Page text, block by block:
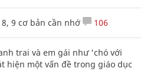
9 cơ bản cần nhớ 106
trai và em gái như 'chó với
hiện một vấn đề trong giáo dục